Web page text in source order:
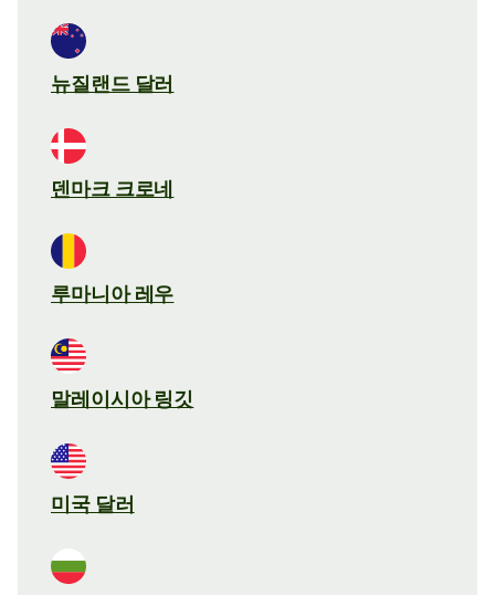
뉴질랜드 달러
덴마크 크로네
루마니아 레우
말레이시아 링깃
미국 달러